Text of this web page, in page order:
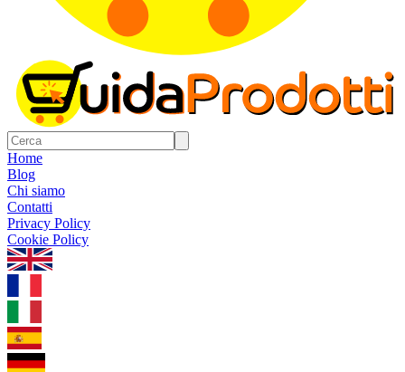
Home
Blog
Chi siamo
Contatti
Privacy Policy
Cookie Policy